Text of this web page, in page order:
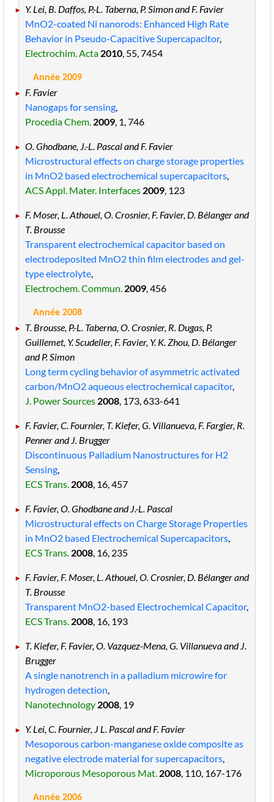
Y. Lei, B. Daffos, P.-L. Taberna, P. Simon and F. Favier
MnO2-coated Ni nanorods: Enhanced High Rate
Behavior in Pseudo-Capacitive Supercapacitor,
Electrochim. Acta2010, 55, 7454
Année 2009
F. Favier
Nanogaps for sensing,
Procedia Chem.2009, 1, 746
O. Ghodbane, J.-L. Pascal and F. Favier
Microstructural effects on charge storage properties
in MnO2 based electrochemical supercapacitors,
ACS Appl. Mater. Interfaces2009, 123
F. Moser, L. Athouel, O. Crosnier, F. Favier, D. Bélanger and
T. Brousse
Transparent electrochemical capacitor based on
electrodeposited MnO2 thin film electrodes and gel-
type electrolyte,
Electrochem. Commun.2009, 456
Année 2008
T. Brousse, P.-L. Taberna, O. Crosnier, R. Dugas, P.
Guillemet, Y. Scudeller, F. Favier, Y. K. Zhou, D. Bélanger
and P. Simon
Long term cycling behavior of asymmetric activated
carbon/MnO2 aqueous electrochemical capacitor,
J. Power Sources2008, 173, 633-641
F. Favier, C. Fournier, T. Kiefer, G. Villanueva, F. Fargier, R.
Penner and J. Brugger
Discontinuous Palladium Nanostructures for H2
Sensing,
ECS Trans.2008, 16, 457
F. Favier, O. Ghodbane and J.-L. Pascal
Microstructural effects on Charge Storage Properties
in MnO2 based Electrochemical Supercapacitors,
ECS Trans.2008, 16, 235
F. Favier, F. Moser, L. Athouel, O. Crosnier, D. Bélanger and
T. Brousse
Transparent MnO2-based Electrochemical Capacitor,
ECS Trans.2008, 16, 193
T. Kiefer, F. Favier, O. Vazquez-Mena, G. Villanueva and J.
Brugger
A single nanotrench in a palladium microwire for
hydrogen detection,
Nanotechnology2008, 19
Y. Lei, C. Fournier, J L. Pascal and F. Favier
Mesoporous carbon-manganese oxide composite as
negative electrode material for supercapacitors,
Microporous Mesoporous Mat.2008, 110, 167-176
Année 2006